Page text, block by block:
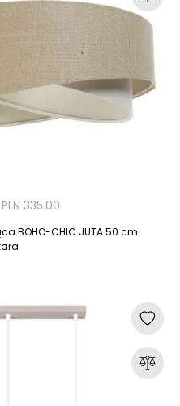
PLN 335.00
BOHO-CHIC JUTA 50 cm